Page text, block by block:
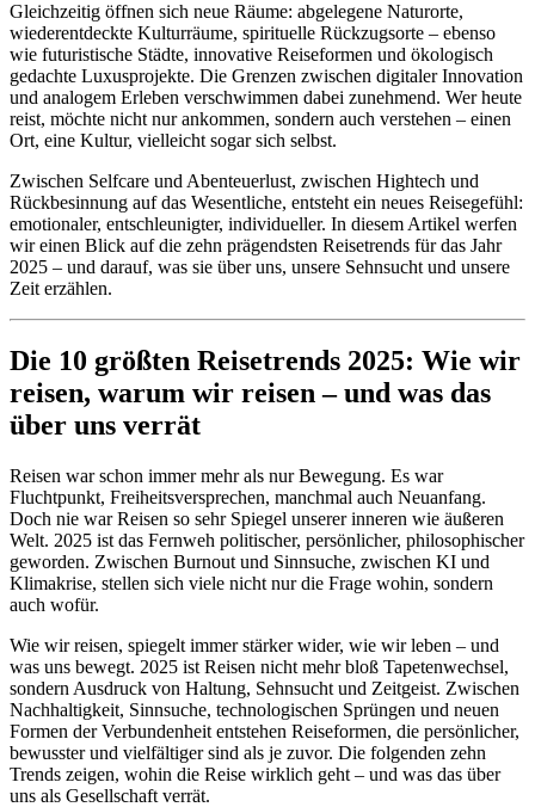
Gleichzeitig öffnen sich neue Räume: abgelegene Naturorte,
wiederentdeckte Kulturräume, spirituelle Rückzugsorte – ebenso
wie futuristische Städte, innovative Reiseformen und ökologisch
gedachte Luxusprojekte. Die Grenzen zwischen digitaler Innovation
und analogem Erleben verschwimmen dabei zunehmend. Wer heute
reist, möchte nicht nur ankommen, sondern auch verstehen – einen
Ort, eine Kultur, vielleicht sogar sich selbst.
Zwischen Selfcare und Abenteuerlust, zwischen Hightech und
Rückbesinnung auf das Wesentliche, entsteht ein neues Reisegefühl:
emotionaler, entschleunigter, individueller. In diesem Artikel werfen
wir einen Blick auf die zehn prägendsten Reisetrends für das Jahr
2025 – und darauf, was sie über uns, unsere Sehnsucht und unsere
Zeit erzählen.
Die 10 größten Reisetrends 2025: Wie wir
reisen, warum wir reisen – und was das
über uns verrät
Reisen war schon immer mehr als nur Bewegung. Es war
Fluchtpunkt, Freiheitsversprechen, manchmal auch Neuanfang.
Doch nie war Reisen so sehr Spiegel unserer inneren wie äußeren
Welt. 2025 ist das Fernweh politischer, persönlicher, philosophischer
geworden. Zwischen Burnout und Sinnsuche, zwischen KI und
Klimakrise, stellen sich viele nicht nur die Frage wohin, sondern
auch wofür.
Wie wir reisen, spiegelt immer stärker wider, wie wir leben – und
was uns bewegt. 2025 ist Reisen nicht mehr bloß Tapetenwechsel,
sondern Ausdruck von Haltung, Sehnsucht und Zeitgeist. Zwischen
Nachhaltigkeit, Sinnsuche, technologischen Sprüngen und neuen
Formen der Verbundenheit entstehen Reiseformen, die persönlicher,
bewusster und vielfältiger sind als je zuvor. Die folgenden zehn
Trends zeigen, wohin die Reise wirklich geht – und was das über
uns als Gesellschaft verrät.